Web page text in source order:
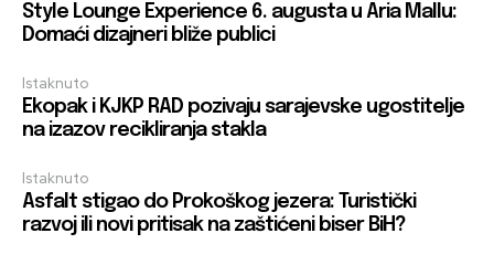
Style Lounge Experience 6. augusta u Aria Mallu:
Domaći dizajneri bliže publici
Istaknuto
Ekopak i KJKP RAD pozivaju sarajevske ugostitelje
na izazov recikliranja stakla
Istaknuto
Asfalt stigao do Prokoškog jezera: Turistički
razvoj ili novi pritisak na zaštićeni biser BiH?